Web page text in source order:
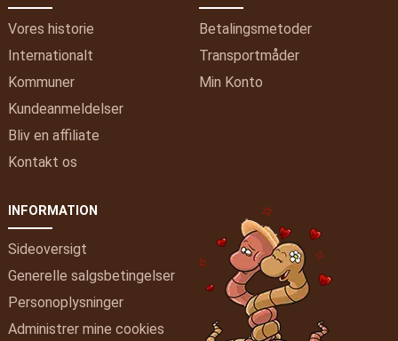
Vores historie
Internationalt
Kommuner
Kundeanmeldelser
Bliv en affiliate
Kontakt os
Betalingsmetoder
Transportmåder
Min Konto
INFORMATION
Sideoversigt
Generelle salgsbetingelser
Personoplysninger
Administrer mine cookies